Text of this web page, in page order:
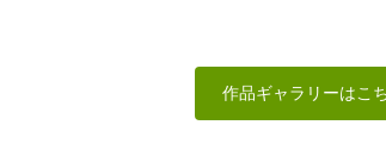
如意輪観音菩薩
ちゅうさん
グリコのおま
たかはる
作品ギャラリーはこ